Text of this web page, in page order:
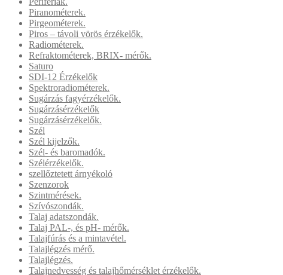
Piranométerek.
Pirgeométerek.
Piros – távoli vörös érzékelők.
Radiométerek.
Refraktométerek, BRIX- mérők.
Saturo
SDI-12 Érzékelők
Spektroradiométerek.
Sugárzás fagyérzékelők.
Sugárzásérzékelők
Sugárzásérzékelők.
Szél
Szél kijelzők.
Szél- és baromadók.
Szélérzékelők.
szellőztetett árnyékoló
Szenzorok
Szintmérések.
Szívószondák.
Talaj adatszondák.
Talaj PAL-, és pH- mérők.
Talajfúrás és a mintavétel.
Talajlégzés mérő.
Talajlégzés.
Talajnedvesség és talajhőmérséklet érzékelők.